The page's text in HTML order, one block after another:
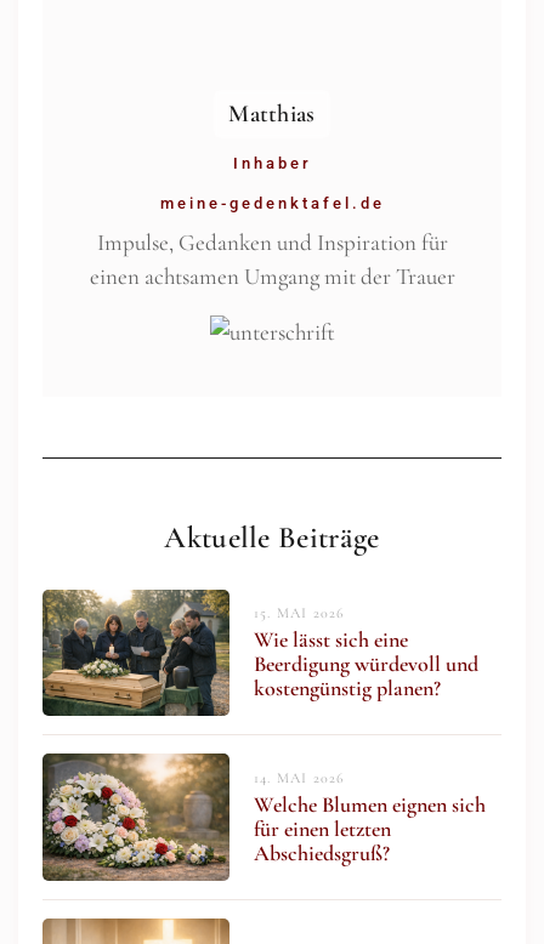
Matthias
Inhaber
meine-gedenktafel.de
Impulse, Gedanken und Inspiration für
einen achtsamen Umgang mit der Trauer
Aktuelle Beiträge
15. MAI 2026
Wie lässt sich eine
Beerdigung würdevoll und
kostengünstig planen?
14. MAI 2026
Welche Blumen eignen sich
für einen letzten
Abschiedsgruß?